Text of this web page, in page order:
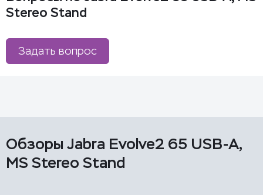
Stereo Stand
Задать вопрос
Обзоры Jabra Evolve2 65 USB-A,
MS Stereo Stand